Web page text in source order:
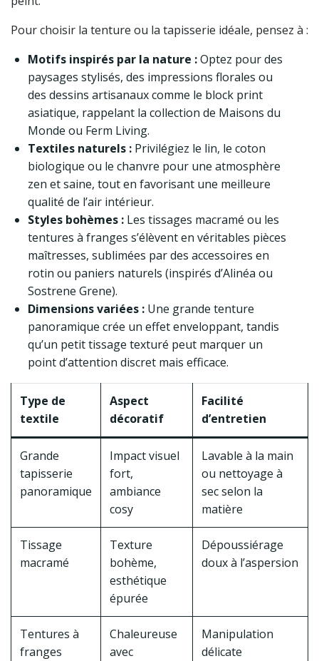
Pour choisir la tenture ou la tapisserie idéale, pensez à :
Motifs inspirés par la nature :Optez pour des
paysages stylisés, des impressions florales ou
des dessins artisanaux comme le block print
asiatique, rappelant la collection de Maisons du
Monde ou Ferm Living.
Textiles naturels : Privilégiez le lin, le coton
biologique ou le chanvre pour une atmosphère
zen et saine, tout en favorisant une meilleure
qualité de l’air intérieur.
Styles bohèmes : Les tissages macramé ou les
tentures à franges s’élèvent en véritables pièces
maîtresses, sublimées par des accessoires en
rotin ou paniers naturels (inspirés d’Alinéa ou
Sostrene Grene).
Dimensions variées : Une grande tenture
panoramique crée un effet enveloppant, tandis
qu’un petit tissage texturé peut marquer un
point d’attention discret mais efficace.
Type de
textile
Aspect
décoratif
Facilité
d’entretien
Grande
tapisserie
panoramique
Impact visuel
fort,
ambiance
cosy
Lavable à la main
ou nettoyage à
sec selon la
matière
Tissage
macramé
Texture
bohème,
esthétique
épurée
Dépoussiérage
doux à l’aspersion
Tentures à
franges
Chaleureuse
avec
Manipulation
délicate